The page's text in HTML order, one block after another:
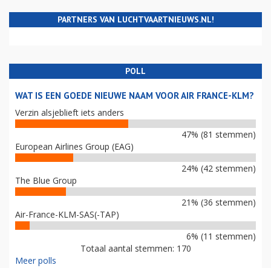
PARTNERS VAN LUCHTVAARTNIEUWS.NL!
POLL
WAT IS EEN GOEDE NIEUWE NAAM VOOR AIR FRANCE-KLM?
Verzin alsjeblieft iets anders
47% (81 stemmen)
European Airlines Group (EAG)
24% (42 stemmen)
The Blue Group
21% (36 stemmen)
Air-France-KLM-SAS(-TAP)
6% (11 stemmen)
Totaal aantal stemmen: 170
Meer polls